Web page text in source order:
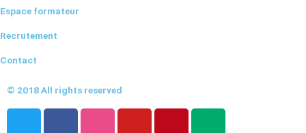
Espace formateur
Recrutement
Contact
© 2018 All rights reserved